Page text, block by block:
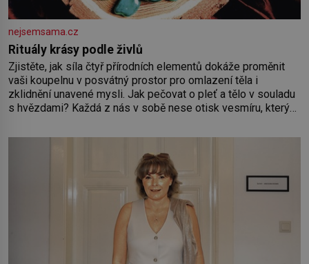
nejsemsama.cz
Rituály krásy podle živlů
Zjistěte, jak síla čtyř přírodních elementů dokáže proměnit
vaši koupelnu v posvátný prostor pro omlazení těla i
zklidnění unavené mysli. Jak pečovat o pleť a tělo v souladu
s hvězdami? Každá z nás v sobě nese otisk vesmíru, který
pokožky. Ohnivá znamení Ženy narozené ve znamení Berana,